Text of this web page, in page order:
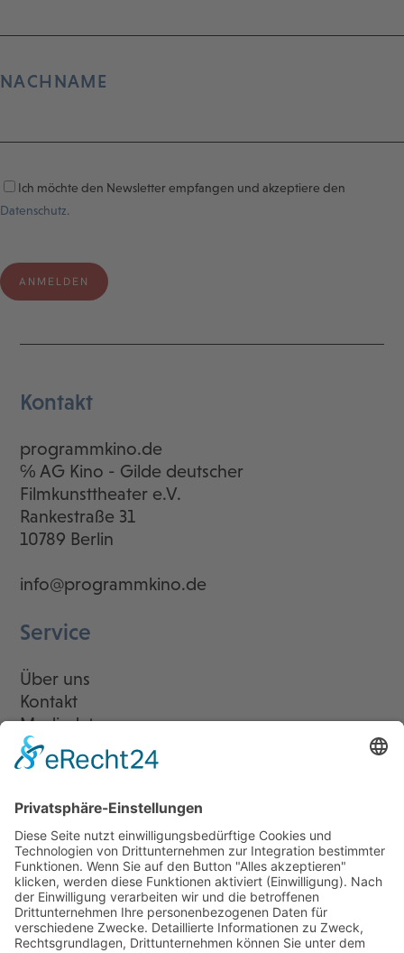
NACHNAME
Ich möchte den Newsletter empfangen und akzeptiere den
Datenschutz.
Kontakt
programmkino.de
℅ AG Kino - Gilde deutscher
Filmkunsttheater e.V.
Rankestraße 31
10789 Berlin
info@programmkino.de
Service
Über uns
Kontakt
Mediadaten
Newsletter
LogIn
Legal
Impressum
Datenschutzerklärung
Cookie-Einstellungen